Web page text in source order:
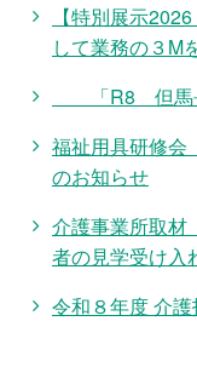
【特別展示
して業務の３M
「R8 但馬長
福祉用具研修会
のお知らせ
介護事業所取材
者の見学受け入
令和８年度 介